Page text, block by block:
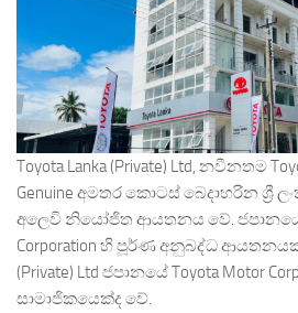
Toyota Lanka (Private) Ltd, නවීනතම
Genuine අමතර කොටස් බෙදාහරින ශ්‍රී
අලෙවි නියෝජිත ආයතනය වේ. ජපානයේ
Corporation හි පූර්ණ අනුබද්ධ ආයතනයක්
(Private) Ltd ජපානයේ Toyota Motor
සාමාජිකයෙක්ද වේ.